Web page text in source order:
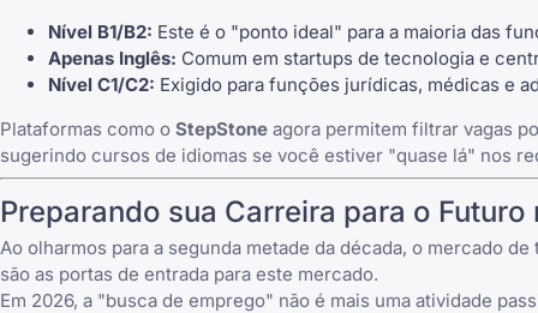
Nível B1/B2: Este é o "ponto ideal" para a maioria das
Apenas Inglês: Comum em startups de tecnologia e
Nível C1/C2: Exigido para funções jurídicas, médicas e
Plataformas como o StepStone agora permitem filtrar vagas
sugerindo cursos de idiomas se você estiver "quase lá" nos
Preparando sua Carreira para o Futuro
Ao olharmos para a segunda metade da década, o mercado
são as portas de entrada para este mercado.
Em 2026, a "busca de emprego" não é mais uma atividade